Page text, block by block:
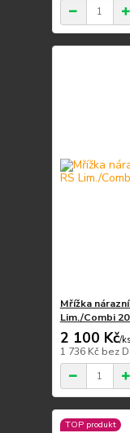
Mřížka
Lim./Combi
2 100 Kč/ks
1 736 Kč bez
TOP produkt